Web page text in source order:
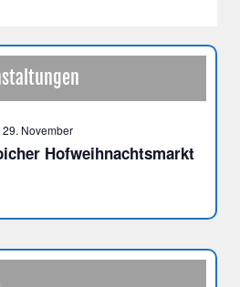
29. November
Hofweihnachtsmarkt